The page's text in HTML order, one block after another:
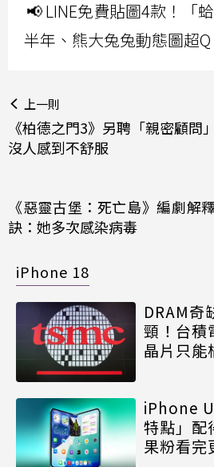
📢 LINE免費貼圖4款！「
半年、熊大兔兔動態圖超Q
上一則
《柏德之門3》另聘「親密顧問
沒人感到不舒服
《惡靈古堡：死亡島》編劇解
訣：她多次感染病毒
iPhone 18
DRAM
頸！台積
晶片只能
iPhone
特點」配
果粉看完